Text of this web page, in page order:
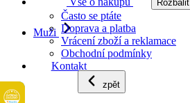
Často se ptáte
Doprava a platba
Vrácení zboží a reklamace
Obchodní podmínky
Kontakt
Muži
zpět